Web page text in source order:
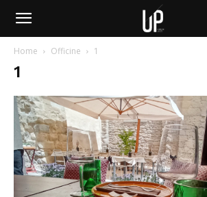
Home Officine 1
1